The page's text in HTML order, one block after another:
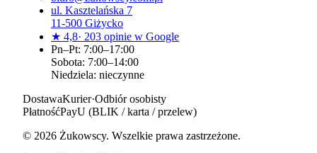
ul. Kasztelańska 7
11-500 Giżycko
★ 4,8· 203 opinie w Google
Pn–Pt: 7:00–17:00
Sobota: 7:00–14:00
Niedziela: nieczynne
DostawaKurier·Odbiór osobisty
PłatnośćPayU (BLIK / karta / przelew)
© 2026 Żukowscy. Wszelkie prawa zastrzeżone.